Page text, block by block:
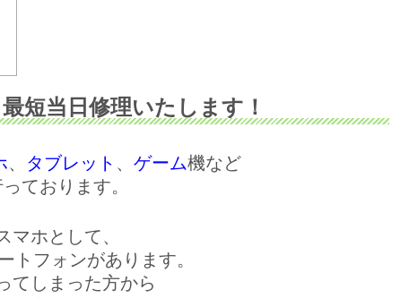
短当日修理いたします！
、 タブレット 、 ゲーム機など
ております。
マホとして、
トフォンがあります。
てしまった方から